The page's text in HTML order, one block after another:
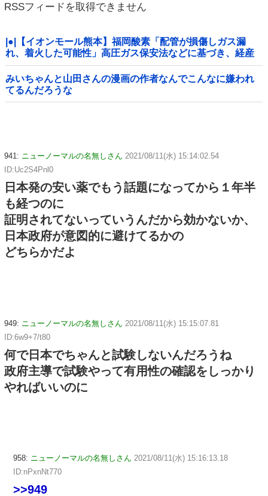
RSSフィードを取得できません
|●|【イオンモール熊本】福岡酸素「配管が損傷しガス漏
れ、着火した可能性」高圧ガス保安法などに基づき、経産
省に報告
みいちゃんと山田さんの漫画の作者なんでこんなに嫌われ
てるんだろうな
941: ニューノーマルの名無しさん 2021/08/11(水) 15:14:02.54
ID:Uc2S4Pnl0
日本発の安い薬でもう話題になってから１年半
も経つのに
証明されてないっていうんだから効かないか、
日本政府が意図的に避けてるかの
どちらかだよ
949: ニューノーマルの名無しさん 2021/08/11(水) 15:15:07.81
ID:6w9+7/t80
何で日本でちゃんと試験しないんだろうね
政府主導で試験やって有用性の確認をしっかり
やればいいのに
958: ニューノーマルの名無しさん 2021/08/11(水) 15:16:13.18
ID:nPxnNt770
>>949